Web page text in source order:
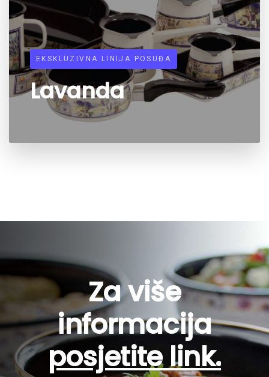
EKSKLUZIVNA LINIJA POSUĐA
Lavanda
Za više
informacija
posjetite link.